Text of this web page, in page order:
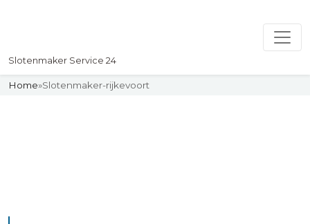
Slotenmaker Service 24
Home»Slotenmaker-rijkevoort